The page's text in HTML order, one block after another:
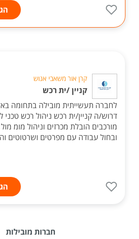
קרן אור משאבי אנוש
קניין /ית רכש
לחברה תעשייתית מובילה בתחומה
דרוש/ה קניין/ית רכש ניהול רכש טכני
מורכבים הובלת מכרזים וניהול מומ
ובחול עבודה עם מפרטים ושרטוטים
חברות מובילות